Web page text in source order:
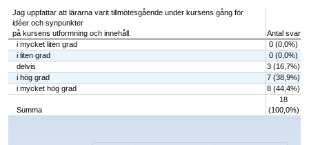
Jag uppfattar att lärarna varit tillmötesgående under kursens gång för
idéer och synpunkter
på kursens utformning och innehåll.
Antal svar
i mycket liten grad
0 (0,0%)
i liten grad
0 (0,0%)
delvis
3 (16,7%)
i hög grad
7 (38,9%)
i mycket hög grad
8 (44,4%)
Summa
18
(100,0%)
Chart
The chart has 1 X axis displaying categories.